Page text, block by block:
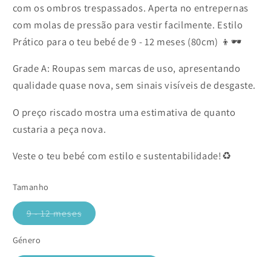
com os ombros trespassados. Aperta no entrepernas
com molas de pressão para vestir facilmente. Estilo
Prático para o teu bebé de 9 - 12 meses (80cm) 👦🕶️
Grade A: Roupas sem marcas de uso, apresentando
qualidade quase nova, sem sinais visíveis de desgaste.
O preço riscado mostra uma estimativa de quanto
custaria a peça nova.
Veste o teu bebé com estilo e sustentabilidade!♻️
Tamanho
9 - 12 meses
Variante
Género